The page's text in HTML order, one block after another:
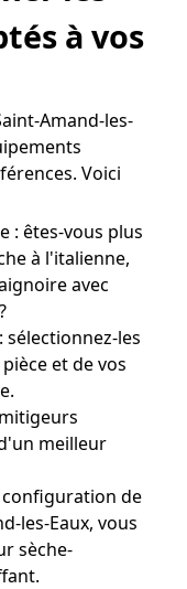
à vos
Amand-les-
Voici
: êtes-vous plus
à l'italienne,
avec
les
et de vos
meilleur
configuration de
les-Eaux, vous
sèche-